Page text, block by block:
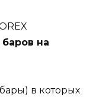
на
в которых